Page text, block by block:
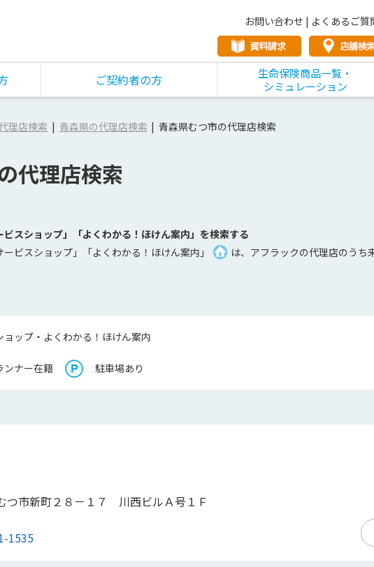
お問い合わせ | よくあるご質
ご契約者の方
生命保険商品一覧・
シミュレーション
代理店検索 青森県の代理店検索 青森県むつ市の代理店検索
代理店検索
ビスショップ」「よくわかる！ほけん案内」を検索する
ビスショップ」「よくわかる！ほけん案内」
は、アフラックの代理店のうち
ップ・よくわかる！ほけん案内
ンナー在籍 駐車場あり
つ市新町２８－１７ 川西ビルＡ号１Ｆ
1535